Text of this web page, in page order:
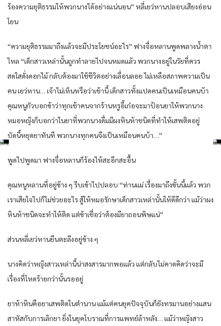
ร้องความยุติธรรมให้พวกนางได้อย่างแน่นอน” หลี่เยว่หานปลอบเสียงอ่อน
โยน
“ความยุติธรรมมาถึงแล้วจะมีประโยชน์อะไร” ฟางจื่อหลานพูดพลางน้ำตา
ไหล “เด็กสาวเหล่านั้นถูกทำลายไปจนหมดแล้ว พวกนางอยู่ในวัยที่ควร
สดใสดั่งดอกไม้ กลับต้องมาใช้ชีวิตอย่างเลื่อนลอย ไม่เหลือสภาพความเป็น
คน เยว่หาน… เจ้าไม่เห็นหรือว่าเช้านี้ เด็กสาวทั้งแปดคนเป็นเหมือนคนบ้า
คุณหนูกัวบอกข้าว่าทุกเช้าคนจากร้านหรูอี้เก๋อจะมาป้อนยาให้พวกนาง
หมอหญิงก็บอกว่าในยาที่พวกนางดื่มมีผงหินห้าชนิดที่ทำให้เสพติดอยู่
บัดนี้หยุดยาทันที พวกนางทุกคนจึงเป็นเหมือนคนบ้า…”
พูดไปพูดมา ฟางจื่อหลานก็ร้องไห้สะอึกสะอื้น
คุณหนูหลานที่อยู่ข้าง ๆ รีบเข้าไปปลอบ “ท่านแม่ เรื่องมาถึงขั้นนี้แล้ว พวก
เราเสียใจไปก็ไม่ช่วยอะไร สู้ให้หมอรักษาเด็กสาวเหล่านั้นให้ดีดีกว่า แม้ว่าผง
หินห้าชนิดจะทำให้ติด แต่ข้าเชื่อว่าต้องมียาถอนพิษแน่”
ส่วนหลี่เยว่หานยืนตะลึงอยู่ข้าง ๆ
นางคิดว่าหญิงสาวเหล่านี้น่าสงสารมากพอแล้ว แต่กลับไม่คาดคิดว่าจะมี
เรื่องที่โหดร้ายกว่านั้นรออยู่
ยาห้าหินคือยาเสพติดในตำนาน แม้แต่คนยุคปัจจุบันก็ยังทรมานอย่างแสน
สาหัสกับการเลิกยา ยิ่งในยุคโบราณที่การแพทย์ล้าหลัง… แม้ว่าหญิงสาว